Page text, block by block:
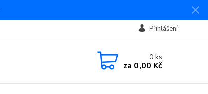
Přihlášení
0ks
za 0,00 Kč